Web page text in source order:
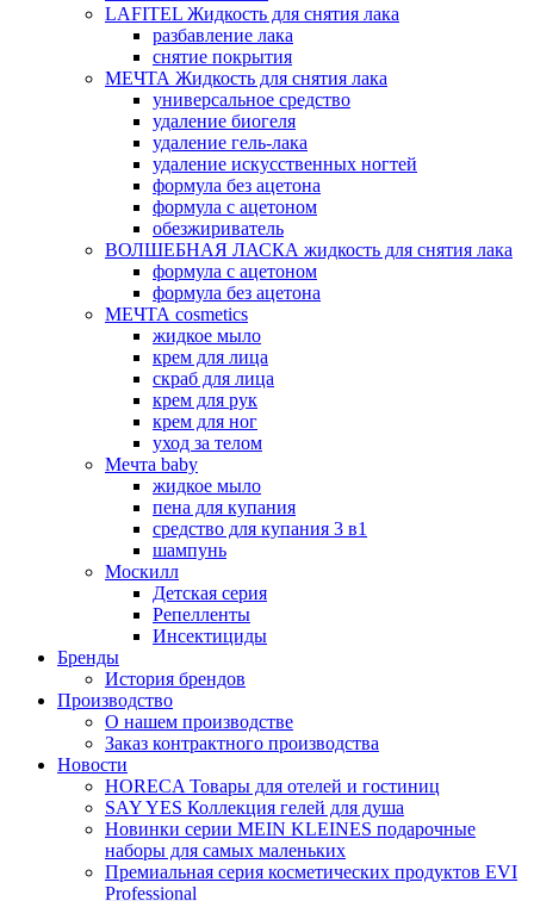
LAFITEL Жидкость для снятия лака
разбавление лака
снятие покрытия
МЕЧТА Жидкость для снятия лака
универсальное средство
удаление биогеля
удаление гель-лака
удаление искусственных ногтей
формула без ацетона
формула с ацетоном
обезжириватель
ВОЛШЕБНАЯ ЛАСКА жидкость для снятия лака
формула с ацетоном
формула без ацетона
МЕЧТА cosmetics
жидкое мыло
крем для лица
скраб для лица
крем для рук
крем для ног
уход за телом
Мечта baby
жидкое мыло
пена для купания
средство для купания 3 в1
шампунь
Москилл
Детская серия
Репелленты
Инсектициды
Бренды
История брендов
Производство
О нашем производстве
Заказ контрактного производства
Новости
HORECA Товары для отелей и гостиниц
SAY YES Коллекция гелей для душа
Новинки серии MEIN KLEINES подарочные
наборы для самых маленьких
Премиальная серия косметических продуктов EVI
Professional